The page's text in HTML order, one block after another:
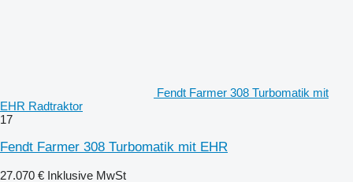
Fendt Farmer 308 Turbomatik mit
EHR Radtraktor
17
Fendt Farmer 308 Turbomatik mit EHR
27.070 € Inklusive MwSt